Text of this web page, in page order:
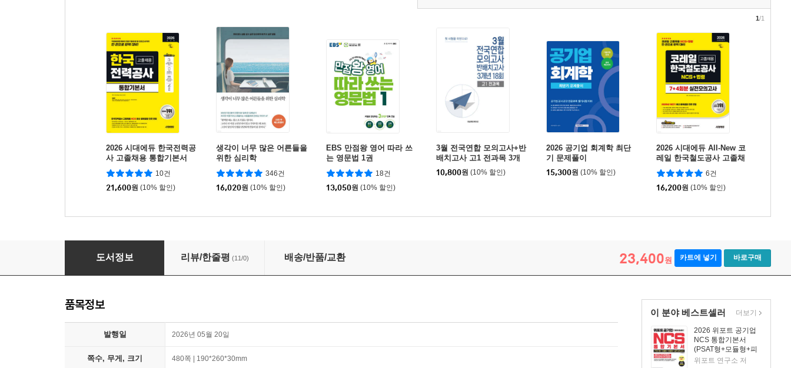
2026 시대에듀 한국전력공
사 고졸채용 통합기본서
10건
21,600원 (10% 할인)
생각이 너무 많은 어른들을
위한 심리학
346건
16,020원 (10% 할인)
EBS 만점왕 영어 따라 쓰
는 영문법 1권
18건
13,050원 (10% 할인)
3월 전국연합 모의고사+반
배치고사 고1 전과목 3개
년 18회 (2026년)
10,800원 (10% 할인)
2026 공기업 회계학 최단
기 문제풀이
15,300원 (10% 할인)
2026 시대에듀 All-New 코
레일 한국철도공사 고졸채
용 NCS+법령 실전모의고
사 7+4회분
6건
16,200원 (10% 할인)
1/1
2026 시대에듀 All-New 코레일 한국철도공사 고졸채용 통합기본서
도서정보 리뷰/한줄평 (11/0) 배송/반품/교환 23,400원 카트에 넣기 바로구매
이 분야 베스트셀러
2026 위포트 공기업
NCS 통합기본서
(PSAT형+모듈형+피
듈형+실전 모의고사)
위포트 연구소 저
더보기
품목정보
발행일 2026년 05월 20일
쪽수, 무게, 크기 480쪽 | 190*260*30mm